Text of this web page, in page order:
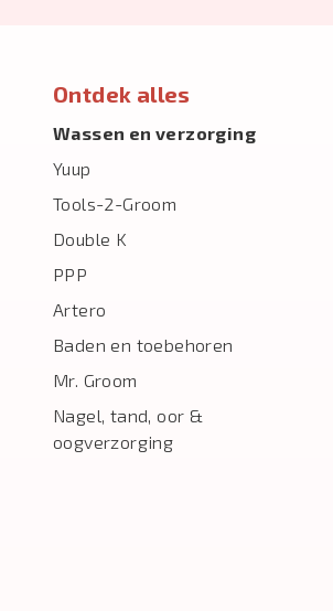
Ontdek alles
Wassen en verzorging
Yuup
Tools-2-Groom
Double K
PPP
Artero
Baden en toebehoren
Mr. Groom
Nagel, tand, oor &
oogverzorging